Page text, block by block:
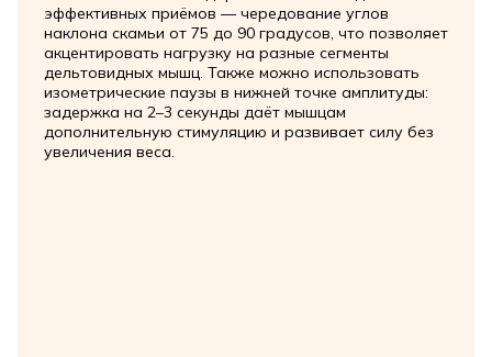
эффективных приёмов — чередование углов
наклона скамьи от 75 до 90 градусов, что позволяет
акцентировать нагрузку на разные сегменты
дельтовидных мышц. Также можно использовать
изометрические паузы в нижней точке амплитуды:
задержка на 2–3 секунды даёт мышцам
дополнительную стимуляцию и развивает силу без
увеличения веса.